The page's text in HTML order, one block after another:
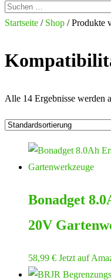
Suchen
nach:
Startseite / Shop / Produkte
Alle 14 Ergebnisse werden
Bonadget
20V
58,99 € Jetzt auf